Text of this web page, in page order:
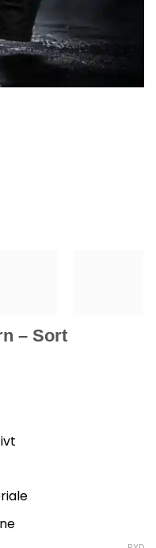
– Sort